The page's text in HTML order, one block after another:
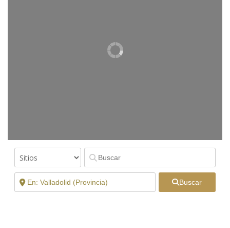
Buscar